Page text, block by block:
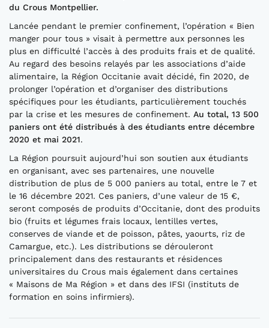
du Crous Montpellier.
Lancée pendant le premier confinement, l’opération « Bien
manger pour tous » visait à permettre aux personnes les
plus en difficulté l’accès à des produits frais et de qualité.
Au regard des besoins relayés par les associations d’aide
alimentaire, la Région Occitanie avait décidé, fin 2020, de
prolonger l’opération et d’organiser des distributions
spécifiques pour les étudiants, particulièrement touchés
par la crise et les mesures de confinement. Au total, 13 500
paniers ont été distribués à des étudiants entre décembre
2020 et mai 2021.
La Région poursuit aujourd’hui son soutien aux étudiants
en organisant, avec ses partenaires, une nouvelle
distribution de plus de 5 000 paniers au total, entre le 7 et
le 16 décembre 2021. Ces paniers, d’une valeur de 15 €,
seront composés de produits d’Occitanie, dont des produits
bio (fruits et légumes frais locaux, lentilles vertes,
conserves de viande et de poisson, pâtes, yaourts, riz de
Camargue, etc.). Les distributions se dérouleront
principalement dans des restaurants et résidences
universitaires du Crous mais également dans certaines
« Maisons de Ma Région » et dans des IFSI (instituts de
formation en soins infirmiers).